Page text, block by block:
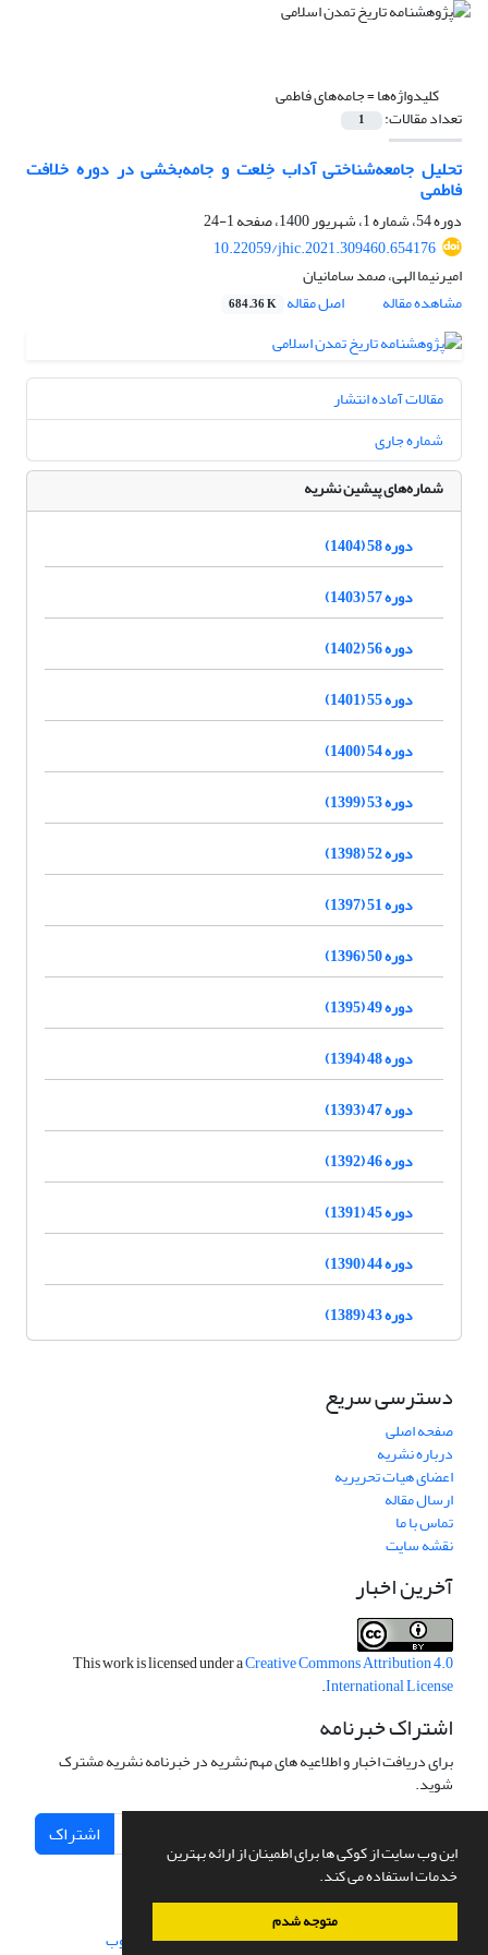
این وب سایت از کوکی ها برای اطمینان از ارائه بهترین
خدمات استفاده می کند.
متوجه شدم
کلیدواژه‌ها =جامه‌های فاطمی
تعداد مقالات: 1
تحلیل جامعه‌شناختی آداب خِلعت و جامه‌بخشی در دوره خلافت
فاطمی
دوره 54، شماره 1، شهریور 1400، صفحه
1-24
10.22059/jhic.2021.309460.654176
امیرنیما الهی، صمد سامانیان
مشاهده مقاله
اصل مقاله 684.36 K
مقالات آماده انتشار
شماره جاری
شماره‌های پیشین نشریه
دوره 58 (1404)
دوره 57 (1403)
دوره 56 (1402)
دوره 55 (1401)
دوره 54 (1400)
دوره 53 (1399)
دوره 52 (1398)
دوره 51 (1397)
دوره 50 (1396)
دوره 49 (1395)
دوره 48 (1394)
دوره 47 (1393)
دوره 46 (1392)
دوره 45 (1391)
دوره 44 (1390)
دوره 43 (1389)
دسترسی سریع
صفحه اصلی
درباره نشریه
اعضای هیات تحریریه
ارسال مقاله
تماس با ما
نقشه سایت
آخرین اخبار
This work is licensed under aCreative Commons Attribution 4.0
International License
.
اشتراک خبرنامه
برای دریافت اخبار و اطلاعیه های مهم نشریه در خبرنامه نشریه مشترک
شوید.
اشتراک
سامانه مدیریت نشریات علمی.طراحی و پیاده سازی از سیناوب